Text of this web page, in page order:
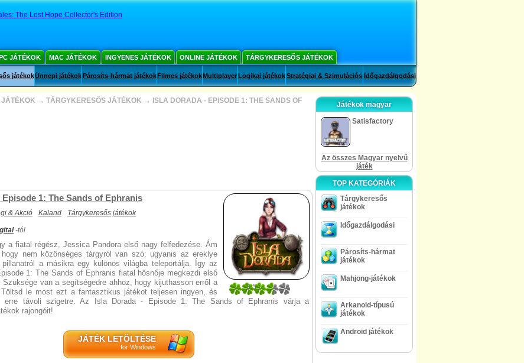
The Lost Hope Collector's Edition
JÁTÉKOK MAC JÁTÉKOK INGYENES JÁTÉKOK ONLINE JÁTÉKOK TÁRGYKERESŐS JÁTÉKOK
játékokÜnnepi játékokPárosíts-hármat játékokFilmes játékokMultiplayerLogikai játékok Stratégiai & Szimulációs Időgazdálgodási
JÁTÉKOK → TÁRGYKERESŐS JÁTÉKOK → ISLA DORADA - EPISODE 1: THE SANDS OF
3.5
8
Episode 1: The Sands of Ephranis
& Akció Kaland Tárgykeresős játékok
-tól
a fiatal régész, Jessica Pandora első nagy felfedezése. Ám
hogy nem közönséges tárgyról van szó: ugyanis az ereklye
a másikra egy különös világba teleportálja. Így az
1: The Sands of Ephranis fiatal hősnője megkezdi első
Szüksége van a segítségedre ahhoz, hogy kijuthasson erről a
le most ezt a fantasztikus játékot teljesen ingyen, és
távoli szigetre. Az Isla Dorada - Episode 1: The Sands of Ephranis várja a
rajongóit!
JÁTÉK LETÖLTÉSE
for Windows
Játékok magyar
Satisfactory
Az összes Magyar nyelvű
játék
TOP KATEGÓRIÁK
Tárgykeresős
játékok
Időgazdálgodási
Párosíts-hármat
játékok
Mahjong-játékok
Arkanoid-típusú
játékok
Android játékok